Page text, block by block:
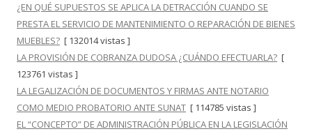
¿EN QUÉ SUPUESTOS SE APLICA LA DETRACCIÓN CUANDO SE
PRESTA EL SERVICIO DE MANTENIMIENTO O REPARACIÓN DE BIENES
MUEBLES? [ 132014 vistas ]
LA PROVISIÓN DE COBRANZA DUDOSA ¿CUÁNDO EFECTUARLA? [
123761 vistas ]
LA LEGALIZACIÓN DE DOCUMENTOS Y FIRMAS ANTE NOTARIO
COMO MEDIO PROBATORIO ANTE SUNAT [ 114785 vistas ]
EL “CONCEPTO” DE ADMINISTRACIÓN PÚBLICA EN LA LEGISLACIÓN